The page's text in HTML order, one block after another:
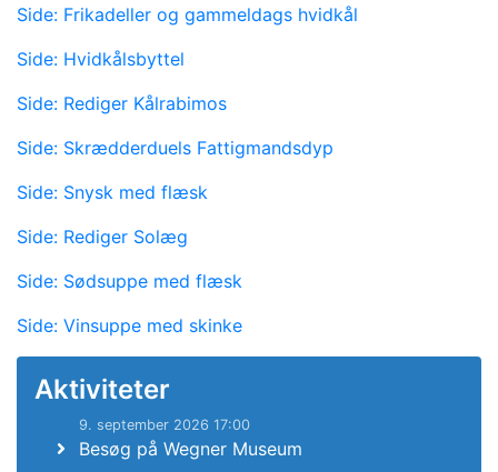
Side: Frikadeller og gammeldags hvidkål
Side: Hvidkålsbyttel
Side: Rediger Kålrabimos
Side: Skrædderduels Fattigmandsdyp
Side: Snysk med flæsk
Side: Rediger Solæg
Side: Sødsuppe med flæsk
Side: Vinsuppe med skinke
Aktiviteter
9. september 2026 17:00
Besøg på Wegner Museum